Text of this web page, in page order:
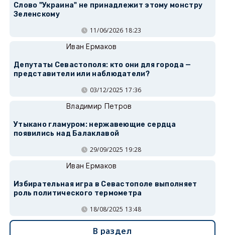
Слово "Украина" не принадлежит этому монстру
Зеленскому
11/06/2026 18:23
Иван Ермаков
Депутаты Севастополя: кто они для города —
представители или наблюдатели?
03/12/2025 17:36
Владимир Петров
Утыкано гламуром: нержавеющие сердца
появились над Балаклавой
29/09/2025 19:28
Иван Ермаков
Избирательная игра в Севастополе выполняет
роль политического термометра
18/08/2025 13:48
В раздел